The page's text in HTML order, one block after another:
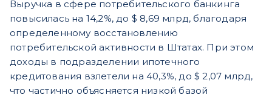
Выручка в сфере потребительского банкинга
повысилась на 14,2%, до $ 8,69 млрд, благодаря
определенному восстановлению
потребительской активности в Штатах. При этом
доходы в подразделении ипотечного
кредитования взлетели на 40,3%, до $ 2,07 млрд,
что частично объясняется низкой базой